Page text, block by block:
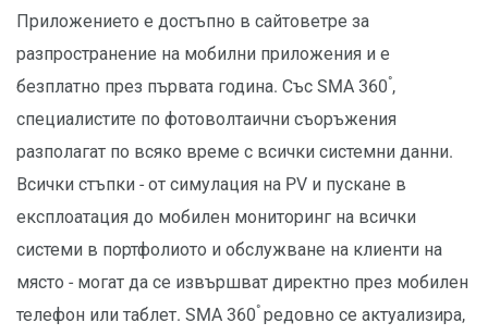
Приложението е достъпно в сайтоветре за
разпространение на мобилни приложения и е
безплатно през първата година. Със SMA 360°,
специалистите по фотоволтаични съоръжения
разполагат по всяко време с всички системни данни.
Всички стъпки - от симулация на PV и пускане в
експлоатация до мобилен мониторинг на всички
системи в портфолиото и обслужване на клиенти на
място - могат да се извършват директно през мобилен
телефон или таблет. SMA 360° редовно се актуализира,